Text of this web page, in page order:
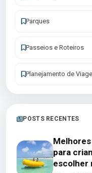
Parques
Passeios e Roteiros
Planejamento de
POSTS RECENTES
para
escolher